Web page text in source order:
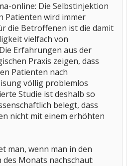
online: Die Selbstinjektion
Patienten wird immer
die Betroffenen ist die damit
vielfach von
Erfahrungen aus der
Praxis zeigen, dass
Patienten nach
völlig problemlos
Studie ist deshalb so
belegt, dass
nicht mit einem erhöhten
man, wenn man in den
Monats nachschaut: